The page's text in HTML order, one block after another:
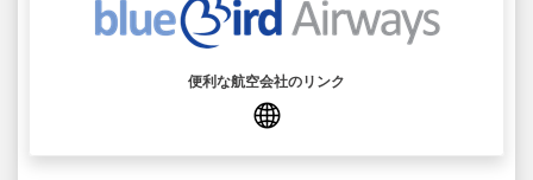
便利な航空会社のリンク